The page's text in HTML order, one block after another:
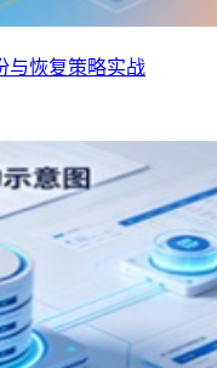
与恢复策略实战